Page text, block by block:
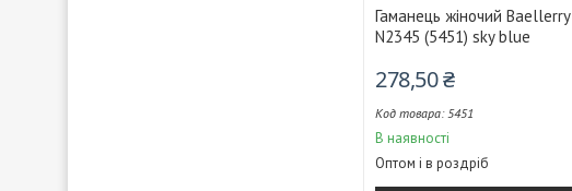
Гаманець жіночий Baellerry
N2345 (5451) sky blue
278,50 ₴
5451
В наявності
Оптом і в роздріб